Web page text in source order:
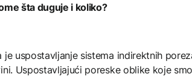
šta duguje i koliko?
uspostavljanje sistema indirektnih
Uspostavljajući poreske oblike koje